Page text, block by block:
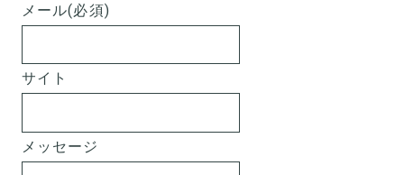
メール(必須)
サイト
メッセージ